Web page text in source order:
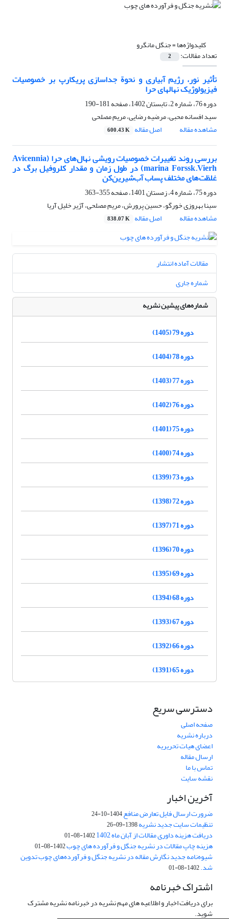
کلیدواژه‌ها =جنگل مانگرو
تعداد مقالات: 2
تأثیر نور، رژیم آبیاری و نحوة جداسازی پریکارپ بر خصوصیات
فیزیولوژیک نهال‎های حرا
دوره 76، شماره 2، تابستان 1402، صفحه
181-190
سید افسانه محبی، مرضیه رضایی، مریم مصلحی
مشاهده مقاله
اصل مقاله 600.43 K
بررسی روند تغییرات خصوصیات رویشی نهال‌های حرا (Avicennia
marina Forssk.Vierh) در طول زمان و مقدار کلروفیل برگ در
غلظت‌های مختلف پساب آب‌شیرین‌کن
دوره 75، شماره 4، زمستان 1401، صفحه
355-363
سینا بهروزی خورگو، حسین پرورش، مریم مصلحی، آژیر خلیل آریا
مشاهده مقاله
اصل مقاله 838.07 K
مقالات آماده انتشار
شماره جاری
شماره‌های پیشین نشریه
دوره 79 (1405)
دوره 78 (1404)
دوره 77 (1403)
دوره 76 (1402)
دوره 75 (1401)
دوره 74 (1400)
دوره 73 (1399)
دوره 72 (1398)
دوره 71 (1397)
دوره 70 (1396)
دوره 69 (1395)
دوره 68 (1394)
دوره 67 (1393)
دوره 66 (1392)
دوره 65 (1391)
دسترسی سریع
صفحه اصلی
درباره نشریه
اعضای هیات تحریریه
ارسال مقاله
تماس با ما
نقشه سایت
آخرین اخبار
ضرورت ارسال فایل تعارض منافع1404-10-24
تنظیمات سایت جدید نشریه1398-09-26
دریافت هزینه داوری مقالات از آبان ماه 1402 1402-08-01
هزینه چاپ مقالات در نشریه جنگل و فرآورده های چوب1402-08-01
شیوه‌نامه جدید نگارش مقاله در نشریه جنگل و فرآورده‌های چوب تدوین
شد.1402-08-01
اشتراک خبرنامه
برای دریافت اخبار و اطلاعیه های مهم نشریه در خبرنامه نشریه مشترک
شوید.